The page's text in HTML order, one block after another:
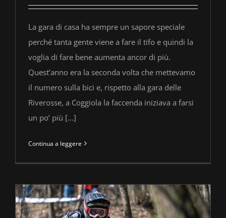
La gara di casa ha sempre un sapore speciale
perché tanta gente viene a fare il tifo e quindi la
voglia di fare bene aumenta ancor di più.
Quest’anno era la seconda volta che mettevamo
il numero sulla bici e, rispetto alla gara delle
Riverosse, a Coggiola la faccenda iniziava a farsi
un po’ più [...]
Continua a leggere